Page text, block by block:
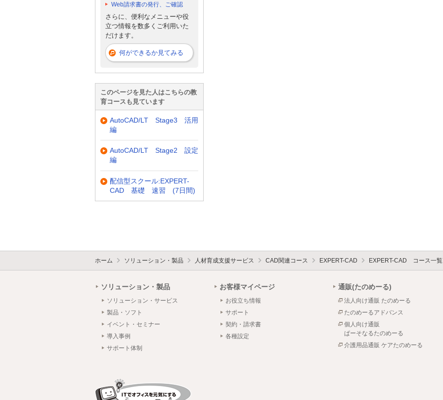
Web請求書の発行、ご確認
さらに、便利なメニューや役
立つ情報を数多くご利用いた
だけます。
何ができるか見てみる
このページを見た人はこちらの教
育コースも見ています
AutoCAD/LT Stage3 活用
編
AutoCAD/LT Stage2 設定
編
配信型スクール:EXPERT-
CAD 基礎 速習 (7日間)
ホーム ソリューション・製品 人材育成支援サービス CAD関連コース EXPERT-CAD EXPERT-CAD コース一覧
ソリューション・製品
ソリューション・サービス
製品・ソフト
イベント・セミナー
導入事例
サポート体制
お客様マイページ
お役立ち情報
サポート
契約・請求書
各種設定
通販(たのめーる)
法人向け通販 たのめーる
たのめーるアドバンス
個人向け通販
ぱーそなるたのめーる
介護用品通販 ケアたのめーる